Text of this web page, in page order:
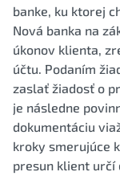
banke, ku ktorej
Nová banka na
úkonov klienta,
účtu. Podaním
zaslať žiadosť o
je následne
dokumentáciu
kroky smerujúce
presun klient určí